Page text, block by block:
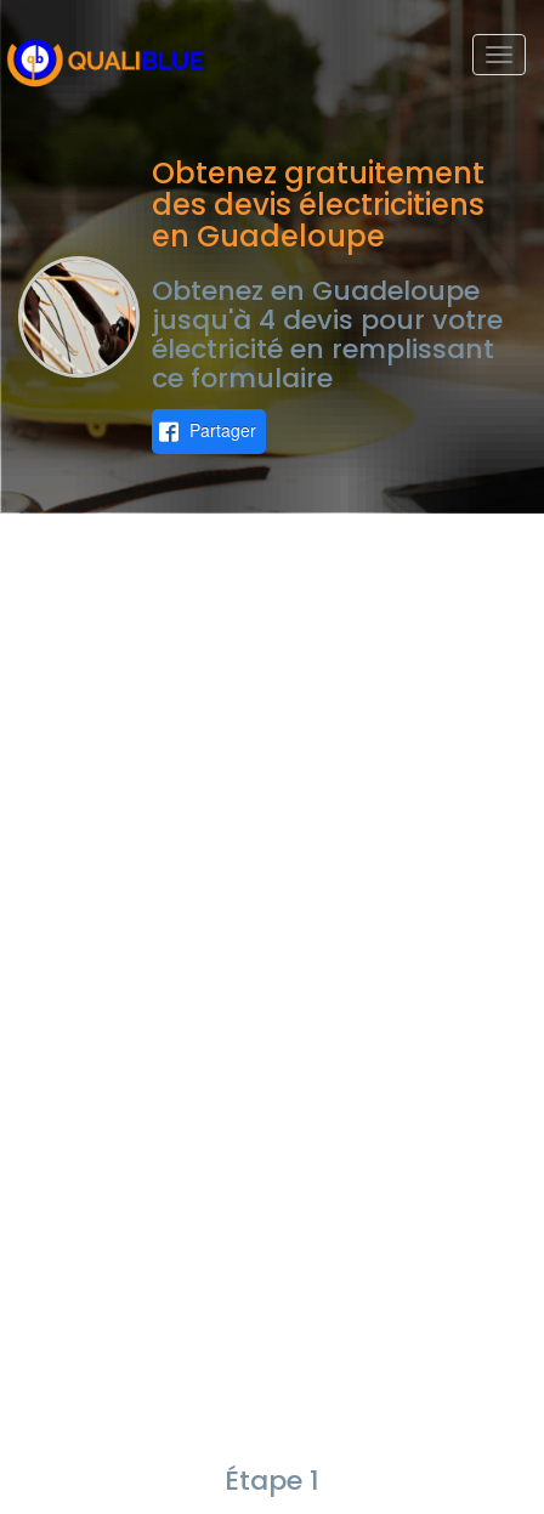
Obtenez gratuitement
des devis électricitiens
en Guadeloupe
Obtenez en Guadeloupe
jusqu'à 4 devis pour votre
électricité en remplissant
ce formulaire
Partager
Étape 1